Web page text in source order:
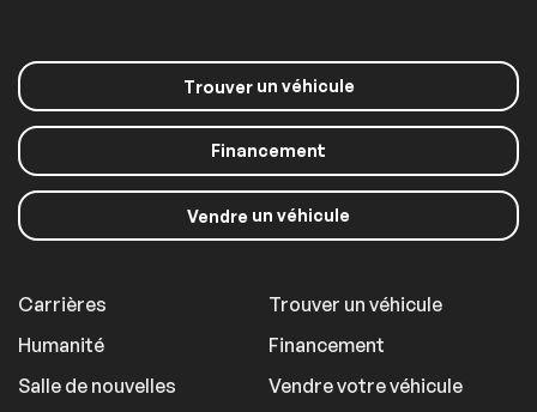
Trouverun véhicule
Financement
Vendre un véhicule
Carrières
Humanité
Salle de nouvelles
Trouver un véhicule
Financement
Vendre votre véhicule